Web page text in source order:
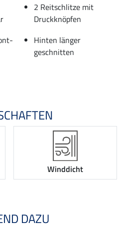
2 Reitschlitze mit
Druckknöpfen
Hinten länger
geschnitten
Winddicht
DAZU